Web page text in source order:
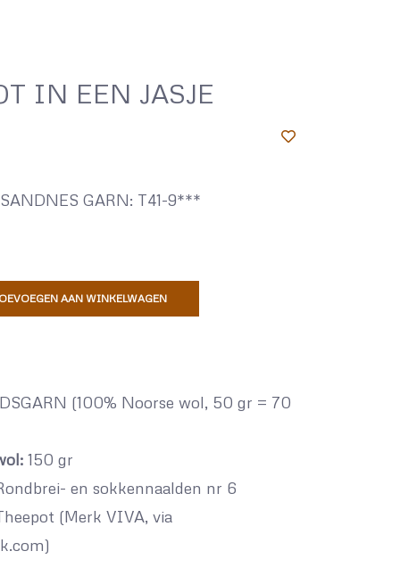
IN EEN JASJE
GARN: T41-9***
AAN WINKELWAGEN
(100% Noorse wol, 50 gr = 70
150 gr
en sokkennaalden nr 6
(Merk VIVA, via